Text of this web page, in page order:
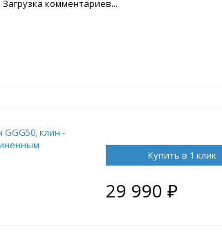
Загрузка комментариев...
GGG50, клин -
Купить в 1 клик
29 990₽